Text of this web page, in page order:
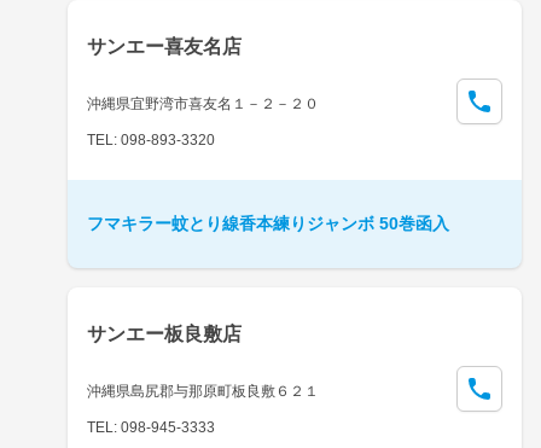
サンエー喜友名店
沖縄県宜野湾市喜友名１－２－２０
TEL: 098-893-3320
フマキラー蚊とり線香本練りジャンボ 50巻函入
サンエー板良敷店
沖縄県島尻郡与那原町板良敷６２１
TEL: 098-945-3333